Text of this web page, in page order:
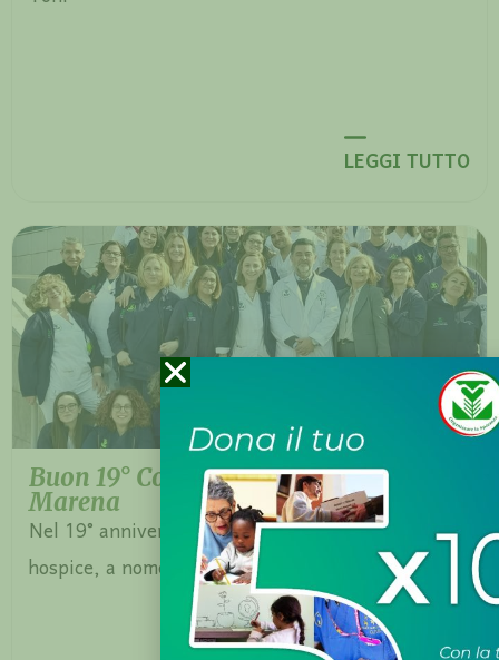
LEGGI TUTTO
Buon 19° Compleanno Hospice Aurelio
Marena
Nel 19° anniversario dell’inaugurazione del nostro
hospice, a nome del presidente e del CdA, un